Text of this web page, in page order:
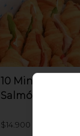
10 MiniCroissant
Salmón, Queso
$14.900